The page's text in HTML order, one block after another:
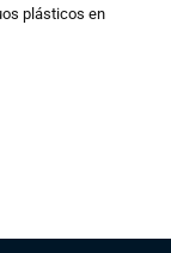
plásticos en